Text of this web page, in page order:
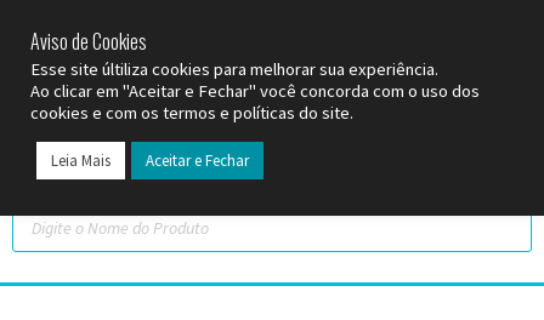
Aviso de Cookies
Esse site últiliza cookies para melhorar sua experiência.
Ao clicar em "Aceitar e Fechar" você concorda com o uso dos
cookies e com os termos e políticas do site.
Leia Mais Aceitar e Fechar